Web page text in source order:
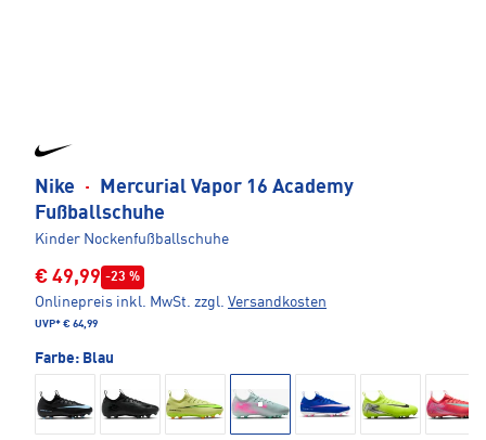
Nike ·
Mercurial Vapor 16 Academy
Fußballschuhe
Kinder Nockenfußballschuhe
€ 49,99 -23 %
Onlinepreis inkl. MwSt. zzgl. Versandkosten
UVP* € 64,99
Farbe: Blau